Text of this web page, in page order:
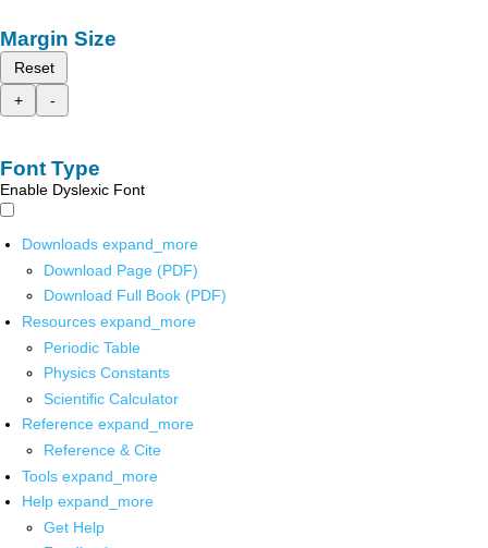
Margin Size
Reset
+
-
Font Type
Enable Dyslexic Font
Downloads expand_more
Download Page (PDF)
Download Full Book (PDF)
Resources expand_more
Periodic Table
Physics Constants
Scientific Calculator
Reference expand_more
Reference & Cite
Tools expand_more
Help expand_more
Get Help